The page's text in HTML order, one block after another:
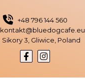
+48 796 144 560
kontakt@bluedogcafe.eu
Sikory 3, Gliwice, Poland